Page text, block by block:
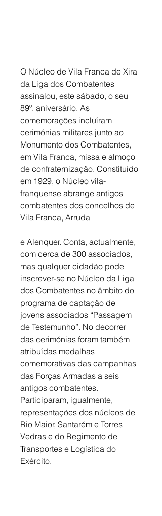
O Núcleo de Vila Franca de Xira
da Liga dos Combatentes
assinalou, este sábado, o seu
89º. aniversário. As
comemorações incluíram
cerimónias militares junto ao
Monumento dos Combatentes,
em Vila Franca, missa e almoço
de confraternização. Constituído
em 1929, o Núcleo vila-
franquense abrange antigos
combatentes dos concelhos de
Vila Franca, Arruda
e Alenquer. Conta, actualmente,
com cerca de 300 associados,
mas qualquer cidadão pode
inscrever-se no Núcleo da Liga
dos Combatentes no âmbito do
programa de captação de
jovens associados “Passagem
de Testemunho”. No decorrer
das cerimónias foram também
atribuídas medalhas
comemorativas das campanhas
das Forças Armadas a seis
antigos combatentes.
Participaram, igualmente,
representações dos núcleos de
Rio Maior, Santarém e Torres
Vedras e do Regimento de
Transportes e Logística do
Exército.